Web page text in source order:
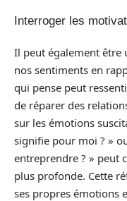
Interroger les
Il peut également être
nos sentiments en
qui pense peut
de réparer des
sur les émotions
signifie pour moi ? »
entreprendre ? » peut
plus profonde. Cette
ses propres émotions